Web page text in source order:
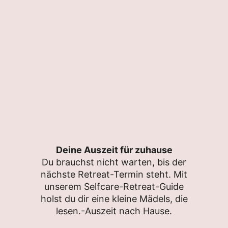
Deine Auszeit für zuhause
Du brauchst nicht warten, bis der
nächste Retreat-Termin steht. Mit
unserem Selfcare-Retreat-Guide
holst du dir eine kleine Mädels, die
lesen.-Auszeit nach Hause.